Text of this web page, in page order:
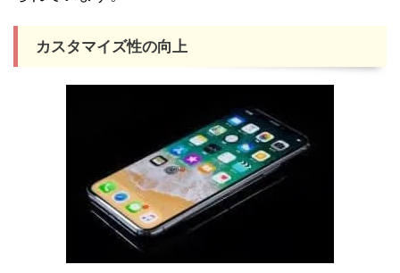
カスタマイズ性の向上